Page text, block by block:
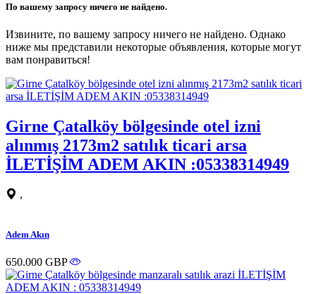
По вашему запросу ничего не найдено.
Извините, по вашему запросу ничего не найдено. Однако
ниже мы представили некоторые объявления, которые могут
вам понравиться!
Girne Çatalköy bölgesinde otel izni
alınmış 2173m2 satılık ticari arsa
İLETİŞİM ADEM AKIN :05338314949
,
Adem Akın
650.000 GBP